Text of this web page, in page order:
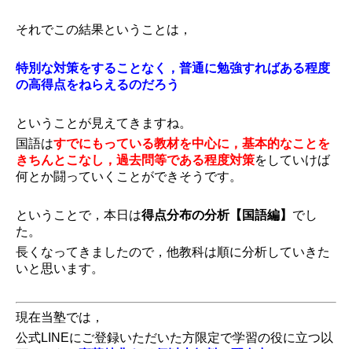
それでこの結果ということは，
特別な対策をすることなく，普通に勉強すればある程度
の高得点をねらえるのだろう
ということが見えてきますね。
国語はすでにもっている教材を中心に，基本的なことを
きちんとこなし，過去問等である程度対策をしていけば
何とか闘っていくことができそうです。
ということで，本日は得点分布の分析【国語編】 でし
た。
長くなってきましたので，他教科は順に分析していきた
いと思います。
現在当塾では，
公式LINEにご登録いただいた方限定で学習の役に立つ以